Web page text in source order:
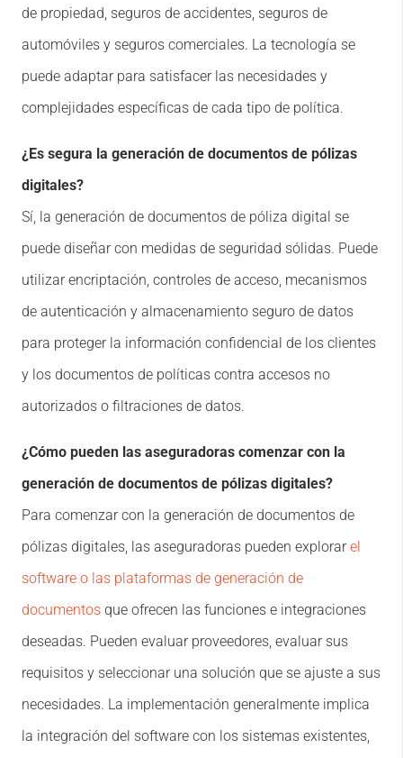
de propiedad, seguros de accidentes, seguros de
automóviles y seguros comerciales. La tecnología se
puede adaptar para satisfacer las necesidades y
complejidades específicas de cada tipo de política.
¿Es segura la generación de documentos de pólizas
digitales?
Sí, la generación de documentos de póliza digital se
puede diseñar con medidas de seguridad sólidas. Puede
utilizar encriptación, controles de acceso, mecanismos
de autenticación y almacenamiento seguro de datos
para proteger la información confidencial de los clientes
y los documentos de políticas contra accesos no
autorizados o filtraciones de datos.
¿Cómo pueden las aseguradoras comenzar con la
generación de documentos de pólizas digitales?
Para comenzar con la generación de documentos de
pólizas digitales, las aseguradoras pueden explorarel
software o las plataformas de generación de
documentos que ofrecen las funciones e integraciones
deseadas. Pueden evaluar proveedores, evaluar sus
requisitos y seleccionar una solución que se ajuste a sus
necesidades. La implementación generalmente implica
la integración del software con los sistemas existentes,